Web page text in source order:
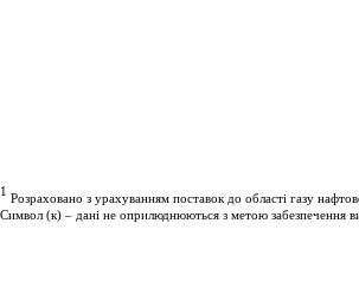
1
Розраховано з урахуванням поставок до області газу
Символ (к) – дані не оприлюднюються з метою забезпечення